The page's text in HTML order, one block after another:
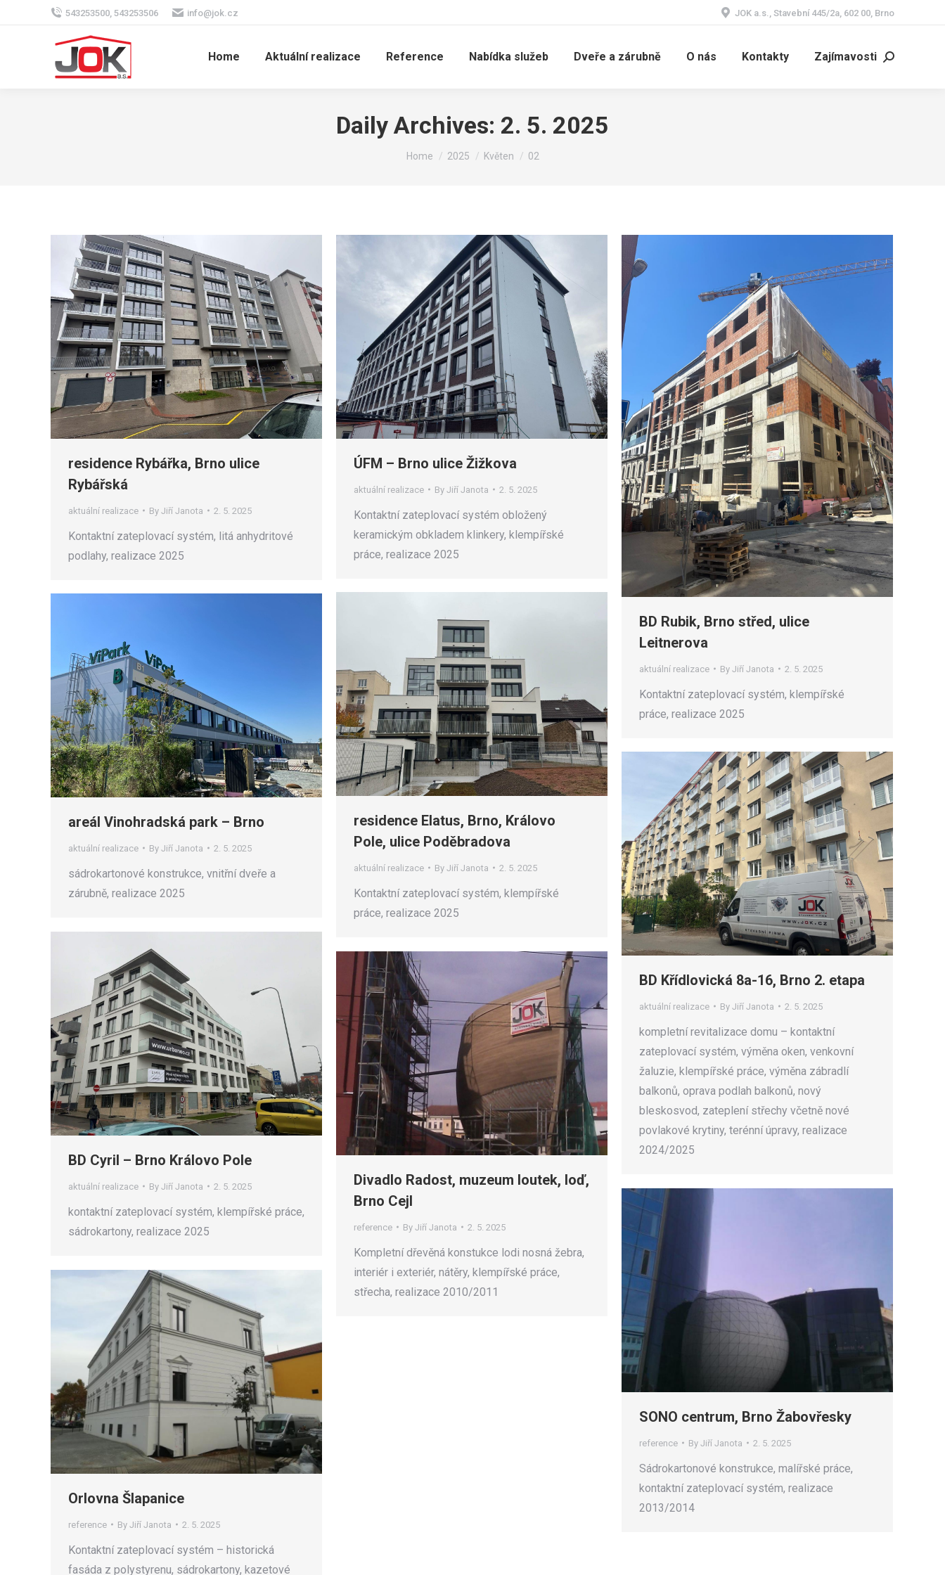
543253500, 543253506 info@jok.cz JOK a.s., Stavební 445/2a, 602 00, Brno
Home Aktuální realizace Reference Nabídka služeb Dveře a zárubně O nás Kontakty Zajímavosti Search:
Daily Archives: 2. 5. 2025
You are here:
Home 2025 Květen 02
residence Rybářka, Brno ulice
Rybářská
aktuální realizace By Jiří Janota 2. 5. 2025
Kontaktní zateplovací systém, litá anhydritové
podlahy, realizace 2025
ÚFM – Brno ulice Žižkova
aktuální realizace By Jiří Janota 2. 5. 2025
Kontaktní zateplovací systém obložený
keramickým obkladem klinkery, klempířské
práce, realizace 2025
BD Rubik, Brno střed, ulice
Leitnerova
aktuální realizace By Jiří Janota 2. 5. 2025
Kontaktní zateplovací systém, klempířské
práce, realizace 2025
residence Elatus, Brno, Královo
Pole, ulice Poděbradova
aktuální realizace By Jiří Janota 2. 5. 2025
Kontaktní zateplovací systém, klempířské
práce, realizace 2025
areál Vinohradská park – Brno
aktuální realizace By Jiří Janota 2. 5. 2025
sádrokartonové konstrukce, vnitřní dveře a
zárubně, realizace 2025
BD Křídlovická 8a-16, Brno 2. etapa
aktuální realizace By Jiří Janota 2. 5. 2025
kompletní revitalizace domu – kontaktní
zateplovací systém, výměna oken, venkovní
žaluzie, klempířské práce, výměna zábradlí
balkonů, oprava podlah balkonů, nový
bleskosvod, zateplení střechy včetně nové
povlakové krytiny, terénní úpravy, realizace
2024/2025
BD Cyril – Brno Královo Pole
aktuální realizace By Jiří Janota 2. 5. 2025
kontaktní zateplovací systém, klempířské práce,
sádrokartony, realizace 2025
Divadlo Radost, muzeum loutek, loď,
Brno Cejl
reference By Jiří Janota 2. 5. 2025
Kompletní dřevěná konstukce lodi nosná žebra,
interiér i exteriér, nátěry, klempířské práce,
střecha, realizace 2010/2011
SONO centrum, Brno Žabovřesky
reference By Jiří Janota 2. 5. 2025
Sádrokartonové konstrukce, malířské práce,
kontaktní zateplovací systém, realizace
2013/2014
Orlovna Šlapanice
reference By Jiří Janota 2. 5. 2025
Kontaktní zateplovací systém – historická
fasáda z polystyrenu, sádrokartony, kazetové